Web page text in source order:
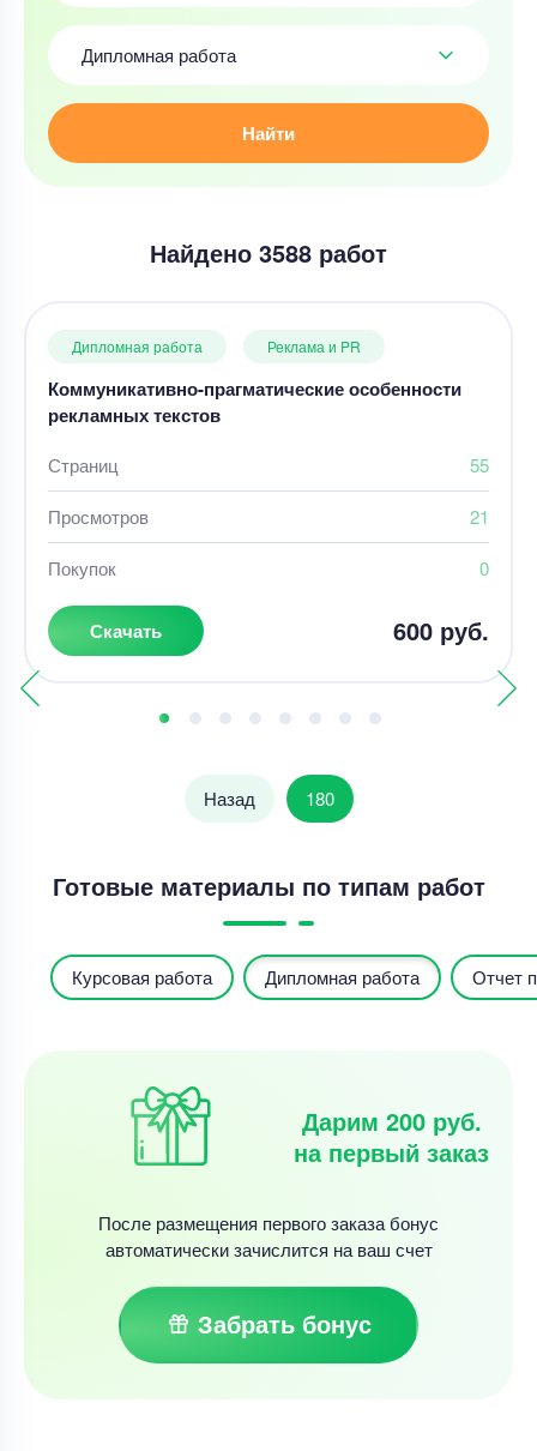
Дипломная работа
Найти
Найдено 3588 работ
Дипломная работа Реклама и PR
Коммуникативно-прагматические особенности
рекламных текстов
Страниц 55
Просмотров 21
Покупок 0
Скачать 600 руб.
Назад 180
Готовые материалы по типам работ
Курсовая работа Дипломная работа Отчет
Дарим 200 руб.
на первый заказ
После размещения первого заказа бонус
автоматически зачислится на ваш счет
Забрать бонус